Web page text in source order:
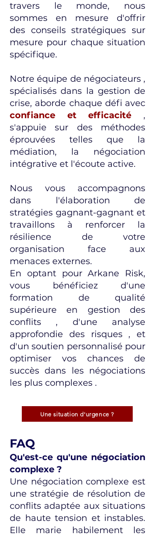
travers le monde, nous
sommes en mesure d'offrir
des conseils stratégiques sur
mesure pour chaque situation
spécifique.
Notre équipe de négociateurs ,
spécialisés dans la gestion de
crise, aborde chaque défi avec
confiance et efficacité ,
s'appuie sur des méthodes
éprouvées telles que la
médiation, la négociation
intégrative et l'écoute active.
Nous vous accompagnons
dans l'élaboration de
stratégies gagnant-gagnant et
travaillons à renforcer la
résilience de votre
organisation face aux
menaces externes.
En optant pour Arkane Risk,
vous bénéficiez d'une
formation de qualité
supérieure en gestion des
conflits , d'une analyse
approfondie des risques , et
d'un soutien personnalisé pour
optimiser vos chances de
succès dans les négociations
les plus complexes .
FAQ
Qu'est-ce qu'une négociation
complexe ?
Une négociation complexe est
une stratégie de résolution de
conflits adaptée aux situations
de haute tension et instables.
Elle marie habilement les
Une situation d'urgence ?